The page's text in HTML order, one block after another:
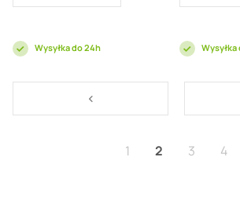
Wysyłka do 24h
Strona
<
Strona
1 Aktualnie
2 Strona
3 4